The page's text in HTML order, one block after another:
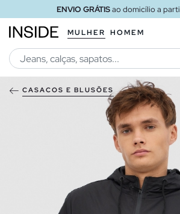
ENVIO GRÁTISao domicílio a
MULHER HOMEM
CASACOS E BLUSÕES